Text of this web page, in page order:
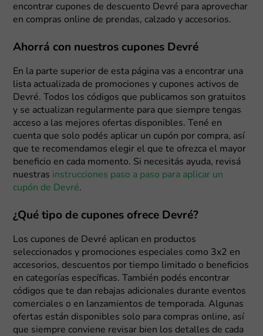
encontrar cupones de descuento Devré para aprovechar
en compras online de prendas, calzado y accesorios.
Ahorrá con nuestros cupones Devré
En la parte superior de esta página vas a encontrar una
lista actualizada de promociones y cupones activos de
Devré. Todos los códigos que publicamos son gratuitos
y se actualizan regularmente para que siempre tengas
acceso a las mejores ofertas disponibles. Tené en
cuenta que solo podés aplicar un cupón por compra, así
que te recomendamos elegir el que te ofrezca el mayor
beneficio en cada momento. Si necesitás ayuda, revisá
nuestras instrucciones paso a paso para aplicar un
cupón de Devré.
¿Qué tipo de cupones ofrece Devré?
Los cupones de Devré aplican en productos
seleccionados y promociones especiales como 3x2 en
accesorios, descuentos por tiempo limitado o beneficios
en categorías específicas. También podés encontrar
códigos que te dan rebajas adicionales durante eventos
comerciales o en lanzamientos de temporada. Algunas
ofertas están disponibles solo para compras online, así
que siempre conviene revisar bien los detalles de cada